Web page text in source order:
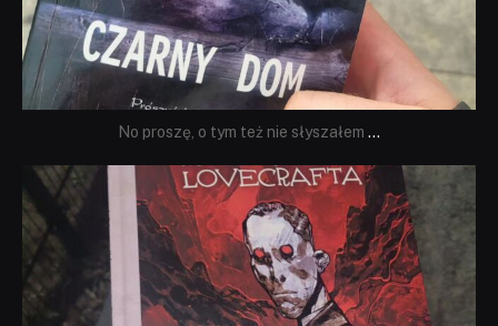
No proszę, o tym też nie słyszałem ...
dobryhorror
Wrz 19